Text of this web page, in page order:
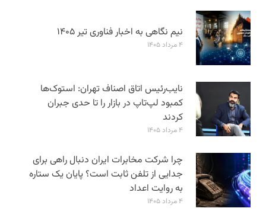
نیم نگاهی به اخبار فناوری تیر ۱۴۰۵
۴ مرداد ۱۴۰۵
نایب‌رئیس اتاق اصناف تهران: استوک‌ها
کمبود لپ‌تاپ در بازار را تا حدی جبران
کردند
۴ مرداد ۱۴۰۵
چرا شرکت مخابرات ایران دنبال راهی برای
جدایی از تلفن ثابت است؟ پایان یک ستاره
به روایت اعداد
۴ مرداد ۱۴۰۵